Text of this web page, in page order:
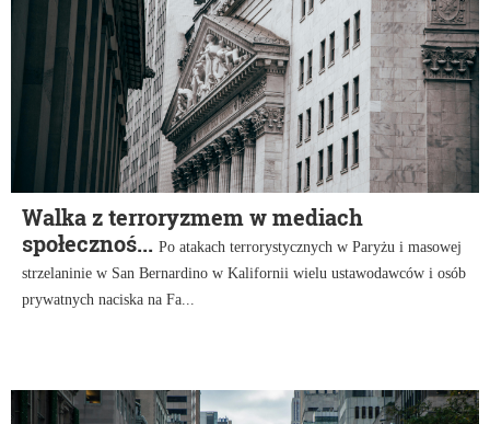
Walka z terroryzmem w mediach
społecznoś... Po atakach terrorystycznych w Paryżu i masowej
strzelaninie w San Bernardino w Kalifornii wielu ustawodawców i osób
prywatnych naciska na Fa...